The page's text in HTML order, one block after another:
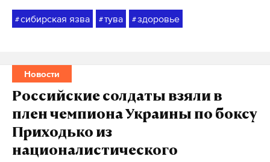
#сибирская язва #тува #здоровье
Новости
Российские солдаты взяли в
плен чемпиона Украины по боксу
Приходько из
националистического